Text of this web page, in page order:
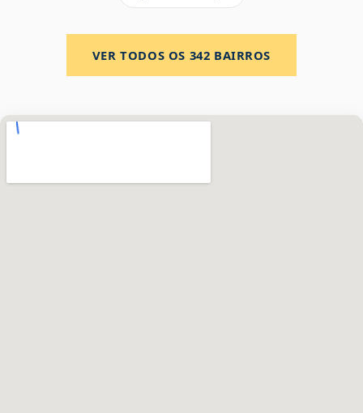
VER TODOS OS 342 BAIRROS